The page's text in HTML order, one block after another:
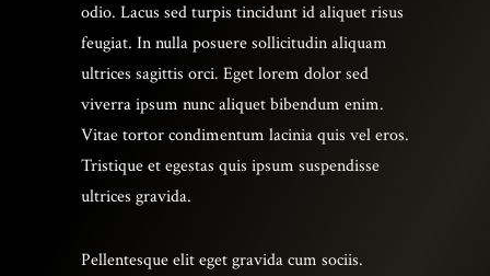
odio. Lacus sed turpis tincidunt id aliquet risus
feugiat. In nulla posuere sollicitudin aliquam
ultrices sagittis orci. Eget lorem dolor sed
viverra ipsum nunc aliquet bibendum enim.
Vitae tortor condimentum lacinia quis vel eros.
Tristique et egestas quis ipsum suspendisse
ultrices gravida.
Pellentesque elit eget gravida cum sociis.